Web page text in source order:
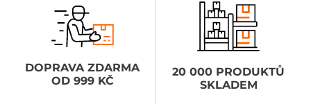
DOPRAVA ZDARMA
OD 999 KČ
20 000 PRODUKTŮ
SKLADEM